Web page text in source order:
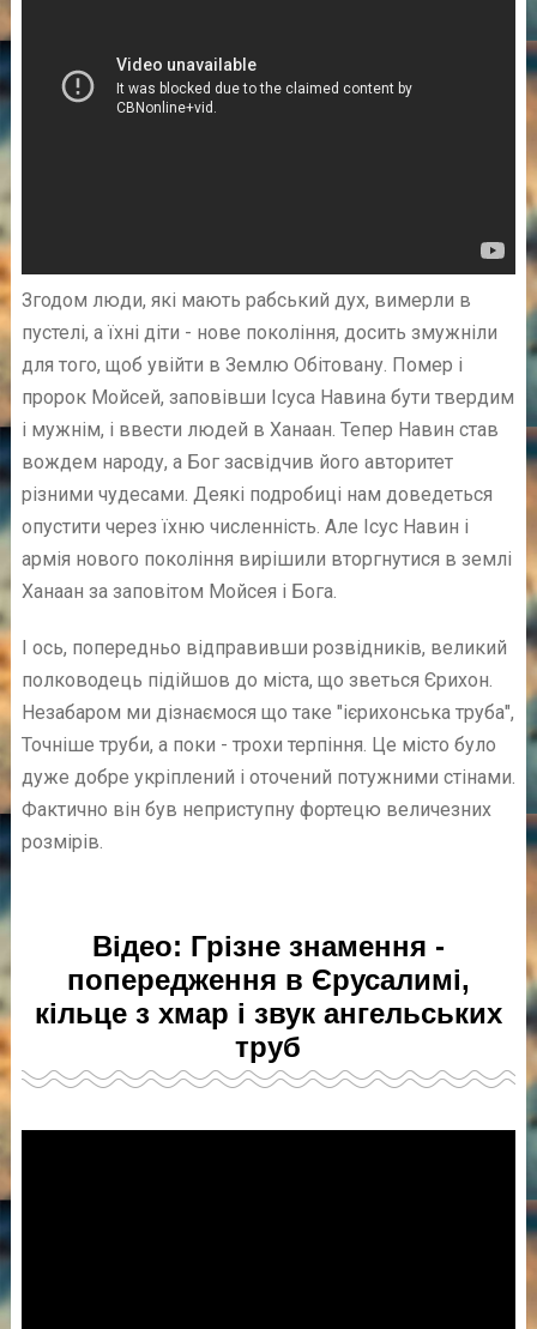
Згодом люди, які мають рабський дух, вимерли в
пустелі, а їхні діти - нове покоління, досить змужніли
для того, щоб увійти в Землю Обітовану. Помер і
пророк Мойсей, заповівши Ісуса Навина бути твердим
і мужнім, і ввести людей в Ханаан. Тепер Навин став
вождем народу, а Бог засвідчив його авторитет
різними чудесами. Деякі подробиці нам доведеться
опустити через їхню численність. Але Ісус Навин і
армія нового покоління вирішили вторгнутися в землі
Ханаан за заповітом Мойсея і Бога.
І ось, попередньо відправивши розвідників, великий
полководець підійшов до міста, що зветься Єрихон.
Незабаром ми дізнаємося що таке "ієрихонська труба",
Точніше труби, а поки - трохи терпіння. Це місто було
дуже добре укріплений і оточений потужними стінами.
Фактично він був неприступну фортецю величезних
розмірів.
Відео: Грізне знамення -
попередження в Єрусалимі,
кільце з хмар і звук ангельських
труб